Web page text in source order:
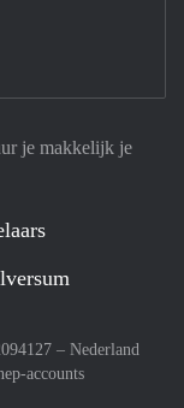
je makkelijk je
– Nederland
accounts